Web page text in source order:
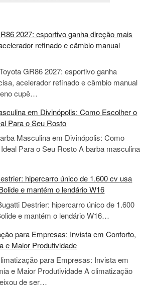
2027: esportivo ganha direção mais
refinado e câmbio manual
GR86 2027: esportivo ganha
acelerador refinado e câmbio manual
cupê…
em Divinópolis: Como Escolher o
Para o Seu Rosto
Masculina em Divinópolis: Como
Para o Seu Rosto A barba masculina
hipercarro único de 1.600 cv usa
e mantém o lendário W16
Destrier: hipercarro único de 1.600
e mantém o lendário W16…
para Empresas: Invista em Conforto,
e Maior Produtividade
para Empresas: Invista em
e Maior Produtividade A climatização
de ser…